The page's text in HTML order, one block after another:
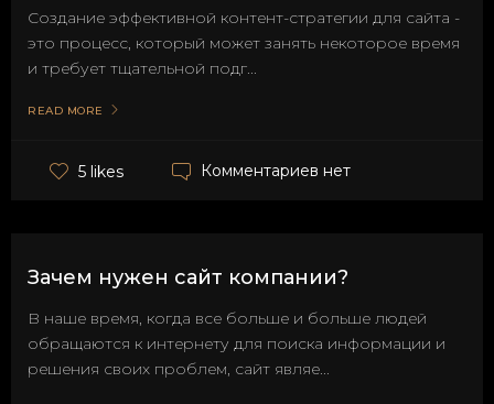
Создание эффективной контент-стратегии для сайта -
это процесс, который может занять некоторое время
и требует тщательной подг...
READ MORE
5 likes Комментариев нет
Зачем нужен сайт компании?
В наше время, когда все больше и больше людей
обращаются к интернету для поиска информации и
решения своих проблем, сайт являе...